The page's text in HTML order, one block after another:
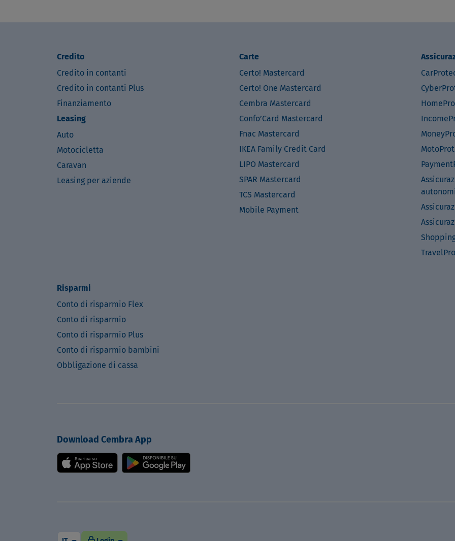
Credito
Credito in contanti
Credito in contanti Plus
Finanziamento
Leasing
Auto
Motocicletta
Caravan
Leasing per aziende
Carte
Certo! Mastercard
Certo! One Mastercard
Cembra Mastercard
Confo’Card Mastercard
Fnac Mastercard
IKEA Family Credit Card
LIPO Mastercard
SPAR Mastercard
TCS Mastercard
Mobile Payment
autonomi
Risparmi
Conto di risparmio Flex
Conto di risparmio
Conto di risparmio Plus
Conto di risparmio bambini
Obbligazione di cassa
Download Cembra App